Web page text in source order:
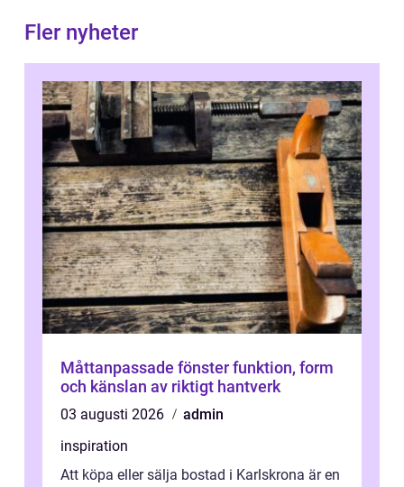
Fler nyheter
Måttanpassade fönster funktion, form
och känslan av riktigt hantverk
03 augusti 2026
admin
inspiration
Att köpa eller sälja bostad i Karlskrona är en